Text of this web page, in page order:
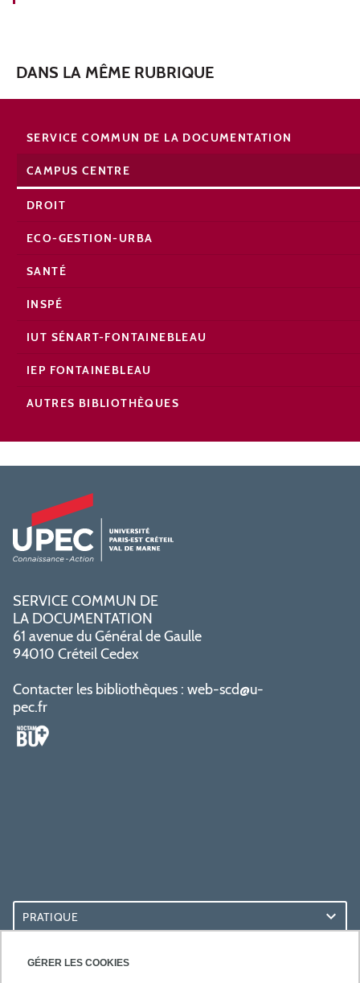
GÉRER LES COOKIES
DANS LA MÊME RUBRIQUE
SERVICE COMMUN DE LA DOCUMENTATION
CAMPUS CENTRE
DROIT
ECO-GESTION-URBA
SANTÉ
INSPÉ
IUT SÉNART-FONTAINEBLEAU
IEP FONTAINEBLEAU
AUTRES BIBLIOTHÈQUES
SERVICE COMMUN DE
LA DOCUMENTATION
61 avenue du Général de Gaulle
94010 Créteil Cedex
Contacter les bibliothèques : web-scd@u-
pec.fr
PRATIQUE
ACCÈS RAPIDES